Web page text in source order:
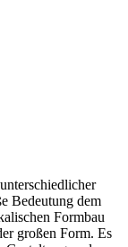
Bedeutung dem
Formbau
großen Form. Es